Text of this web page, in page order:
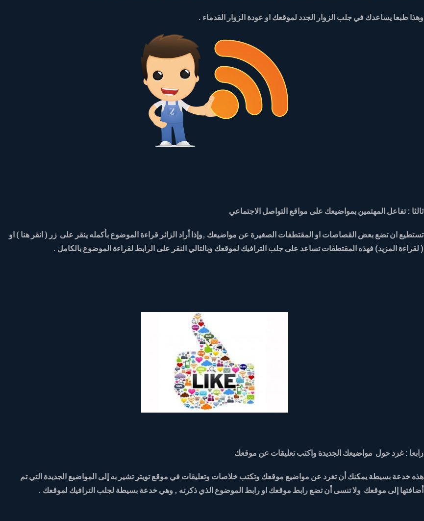
وهذا طبعا يساعدك في جلب الزوار الجدد لموقعك او عودة الزوار القدماء .
ثالثا : تفاعل المهتمين بمواضيعك على مواقع التواصل الاجتماعي
تستطيع ان تضع بعض القصاصات او المقتطفات الصغيرة عن مواضيعك ,وإذا أراد الزائر قراءة الموضوع بأكمله ينقر على زر ( انقر هنا ) او
( لقراءة المزيد) فهذه المقتطفات تساعد على جلب الترافيك لموقعك وبالتالي النقر على الرابط لقراءة الموضوع بالكامل .
رابعا : غرد حول مواضيعك الجديدة واكتب تعليقات عن موقعك
هذه خدعة بسيطة يمكنك أن تغرد عن مواضيع موقعك وتكتب خلاصات وتعليقات في موقع تويتر تشير به إلى المواضيع الجديدة التي تم
أضافتها إلى موقعك ولا تنسى أن تضع رابط موقعك او رابط الموضوع الذي ذكرته , وهي خدعة بسيطة لجلب الترافيك لموقعك .